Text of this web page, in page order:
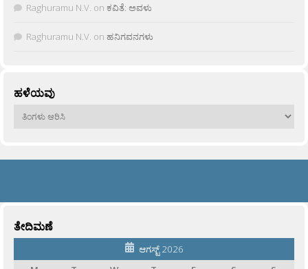
Raghuramu N.V. on ಕವಿತೆ: ಅವಳು
Raghuramu N.V. on ಹನಿಗವನಗಳು
ಹಳೆಯವು
ಹಳೆಯವು
ತೇದಿಮಣೆ
ಆಗಸ್ಟ್ 2026